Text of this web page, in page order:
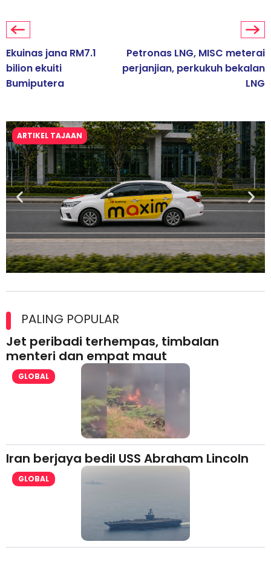
Ekuinas jana RM7.1
bilion ekuiti
Bumiputera
Petronas LNG, MISC meterai
perjanjian, perkukuh bekalan
LNG
ARTIKEL TAJAAN
lesen separuh pertama 2026
PALING POPULAR
Jet peribadi terhempas, timbalan
menteri dan empat maut
GLOBAL
Iran berjaya bedil USS Abraham Lincoln
GLOBAL